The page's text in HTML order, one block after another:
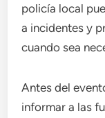
policía local
a incidentes y
cuando sea
Antes del
informar a las